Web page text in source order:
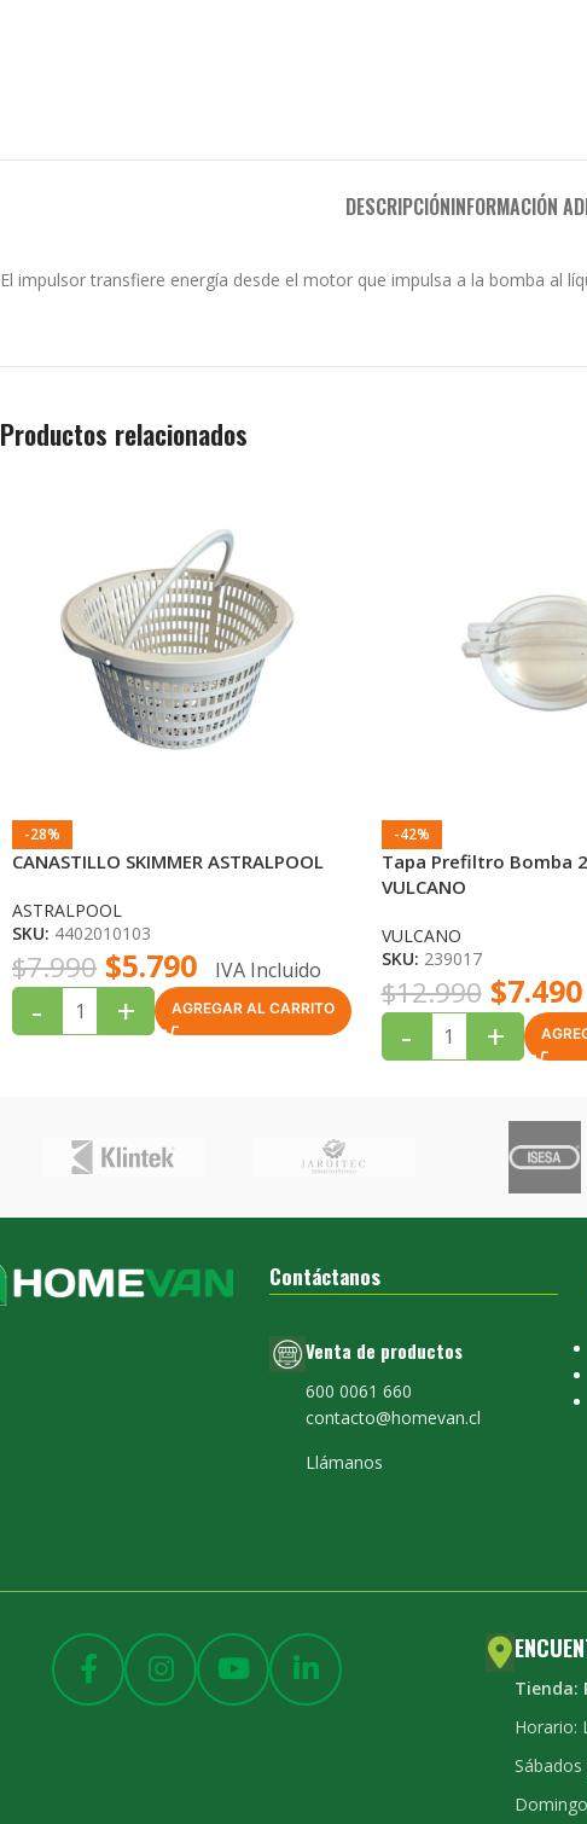
DESCRIPCIÓNINFORMACIÓN
El impulsor transfiere energía desde el motor que impulsa a la bomba al
Productos relacionados
-28%
CANASTILLO SKIMMER ASTRALPOOL
ASTRALPOOL
SKU: 4402010103
$7.990 $5.790 IVA Incluido
- + AGREGAR AL CARRITO
-42%
Tapa Prefiltro Bomba
VULCANO
VULCANO
SKU: 239017
$12.990 $7.490
- +
Contáctanos
Venta de productos
600 0061 660
contacto@homevan.cl
Llámanos
Tienda:
Horario: